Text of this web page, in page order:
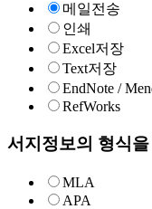
메일전송
인쇄
Excel저장
Text저장
EndNote /
RefWorks
서지정보의 형식
MLA
APA